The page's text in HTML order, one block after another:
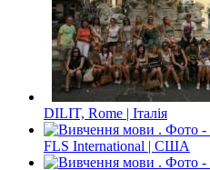
DILIT, Rome | Італія
FLS International | США